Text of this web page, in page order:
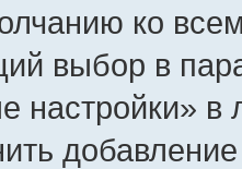
ко
выбор в
настройки»